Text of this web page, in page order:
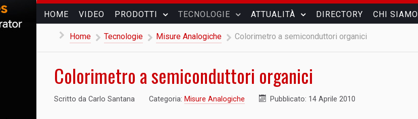
HOME VIDEO PRODOTTI TECNOLOGIE ATTUALITÀ DIRECTORY CHI SIAMO
Home Tecnologie Misure Analogiche Colorimetro a semiconduttori organici
Colorimetro a semiconduttori organici
Scritto da Carlo Santana Categoria: Misure Analogiche Pubblicato: 14 Aprile 2010